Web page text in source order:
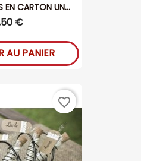
EN CARTON UN...
€
AU PANIER
favorite_border